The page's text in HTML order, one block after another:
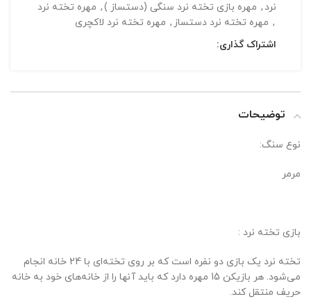
نرد , مهره بازی تخته نرد سنگی (دستساز ), مهره تخته نرد
, مهره تخته نرد دستساز , مهره تخته نرد لاکچری
اشتراک گذاری:
توضیحات
نوع سنگ:
مرمر
بازی تخته نرد :
تخته نرد یک بازی دو نفره است که بر روی تخته‌ای با 24 خانه انجام
می‌شود. هر بازیکن 15 مهره دارد که باید آنها را از خانه‌های خود به خانه
حریف منتقل کند.